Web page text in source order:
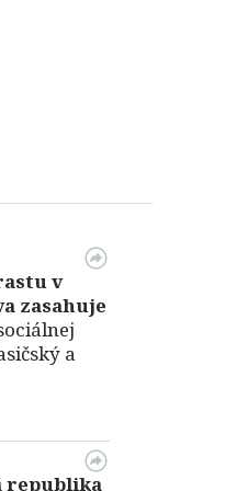
v
zasahuje
a
republika